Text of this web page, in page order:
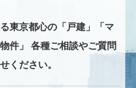
東京都心の「戸建」「マ
件」 各種ご相談やご質問
ください。